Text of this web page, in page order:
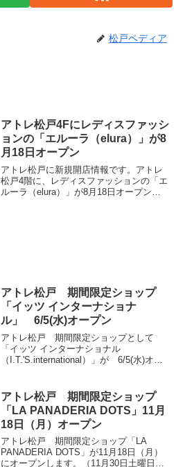
松戸ペディア
アトレ松戸4Fにレディスファッシ
ョンの「エルーラ（elura）」が8
月18日オープン
アトレ松戸に新規開店情報です。アトレ
松戸4階に、レディスファッションの「エ
ルーラ（elura）」が8月18日オープンエ
アトレ松戸 期間限定ショップ
「イッツ インターナショナ
ル」 6/5(水)オープン
アトレ松戸 期間限定ショップとして
「イッツ インターナショナル
（I.T.'S.international）」が 6/5(水)オー
┣I.T.'S.interna...
アトレ松戸 期間限定ショップ
「LA PANADERIA DOTS」11月
18日（月）オープン
アトレ松戸 期間限定ショップ「LA
PANADERIA DOTS」が11月18日（月）
にオープンします。（11月30日土曜日ま